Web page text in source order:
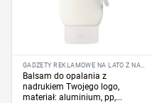
GADŻETY REKLAMOWE NA LATO Z NADRUKIEM LOGO
Balsam do opalania z
nadrukiem Twojego logo,
materiał: aluminium, pp,...